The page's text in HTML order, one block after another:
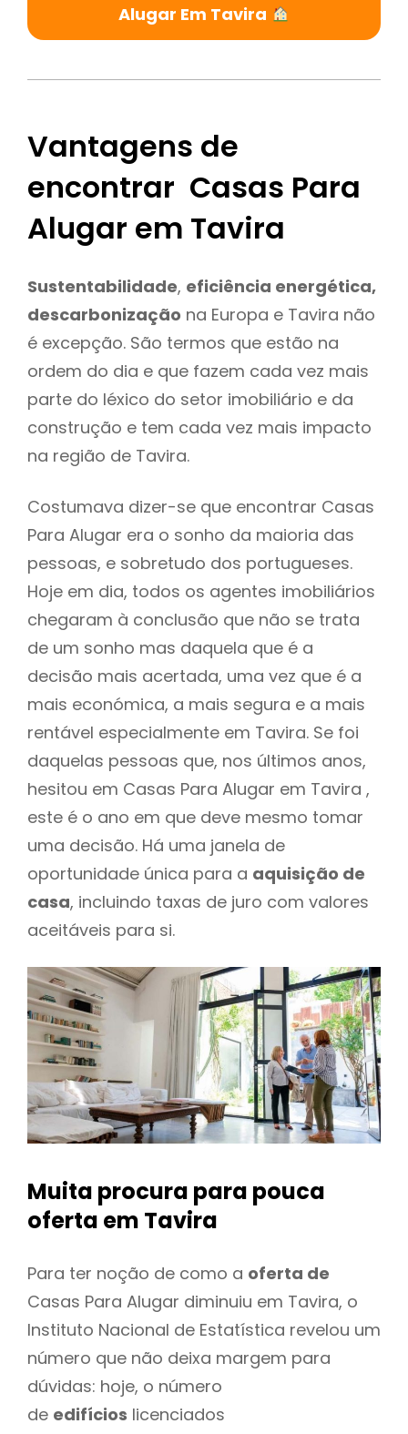
Alugar Em Tavira
Vantagens de
encontrar Casas Para
Alugar em Tavira
Sustentabilidade, eficiência energética,
descarbonização na Europa e Tavira não
é excepção. São termos que estão na
ordem do dia e que fazem cada vez mais
parte do léxico do setor imobiliário e da
construção e tem cada vez mais impacto
na região de Tavira.
Costumava dizer-se que encontrar Casas
Para Alugar era o sonho da maioria das
pessoas, e sobretudo dos portugueses.
Hoje em dia, todos os agentes imobiliários
chegaram à conclusão que não se trata
de um sonho mas daquela que é a
decisão mais acertada, uma vez que é a
mais económica, a mais segura e a mais
rentável especialmente em Tavira. Se foi
daquelas pessoas que, nos últimos anos,
hesitou em Casas Para Alugar em Tavira ,
este é o ano em que deve mesmo tomar
uma decisão. Há uma janela de
oportunidade única para a aquisição de
casa, incluindo taxas de juro com valores
aceitáveis para si.
Muita procura para pouca
oferta em Tavira
Para ter noção de como a oferta de
Casas Para Alugar diminuiu em Tavira, o
Instituto Nacional de Estatística revelou um
número que não deixa margem para
dúvidas: hoje, o número
de edifícios licenciados